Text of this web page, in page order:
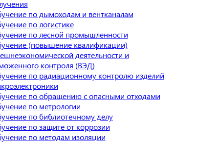
по дымоходам и вентканалам
по логистике
по лесной промышленности
(повышение квалификации)
деятельности и
контроля (ВЭД)
по радиационному контролю изделий
по обращению с опасными отходами
по метрологии
по библиотечному делу
по защите от коррозии
по методам изоляции